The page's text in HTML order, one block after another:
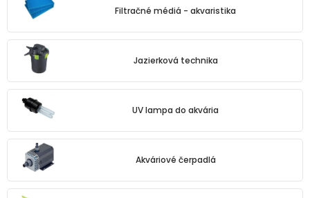
Filtračné médiá - akvaristika
Jazierková technika
UV lampa do akvária
Akváriové čerpadlá